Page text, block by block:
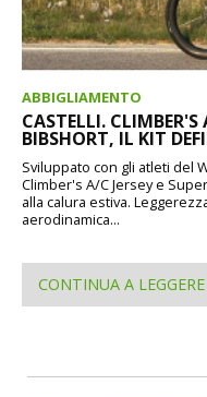
ABBIGLIAMENTO
CASTELLI. CLIMBER'S
BIBSHORT, IL KIT
Sviluppato con gli atleti del
Climber's A/C Jersey e
alla calura estiva.
aerodinamica...
CONTINUA A LEGGERE